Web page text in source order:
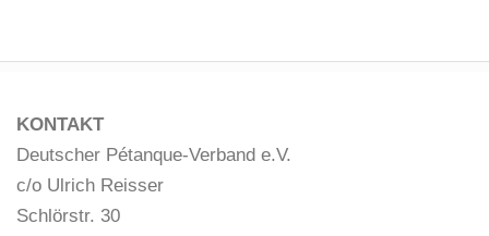
KONTAKT
Deutscher Pétanque-Verband e.V.
c/o Ulrich Reisser
Schlörstr. 30